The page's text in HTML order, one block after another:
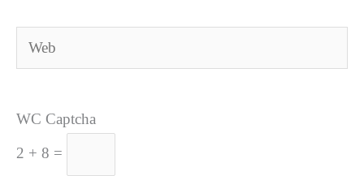
Web
WC Captcha
2 + 8 =